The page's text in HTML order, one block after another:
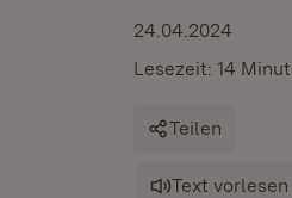
24.04.2024
Lesezeit: 14
Teilen
Text vorlesen